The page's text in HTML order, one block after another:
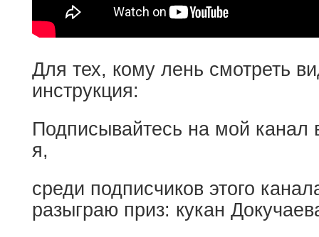
Для тех, кому лень смотреть
инструкция:
Подписывайтесь на мой канал
я,
среди подписчиков этого
разыграю приз: кукан